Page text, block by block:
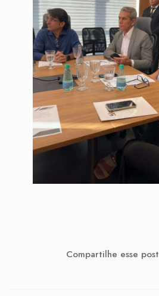
Compartilhe esse post